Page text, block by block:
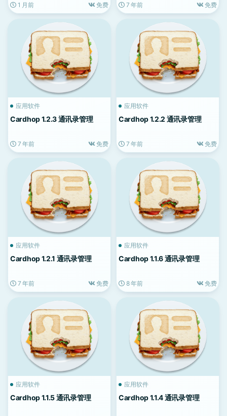
1 月前 免费 7 年前 免费
应用软件
Cardhop 1.2.3 通讯录管理
7 年前 免费
应用软件
Cardhop 1.2.2 通讯录管理
7 年前 免费
应用软件
Cardhop 1.2.1 通讯录管理
7 年前 免费
应用软件
Cardhop 1.1.6 通讯录管理
8 年前 免费
应用软件
Cardhop 1.1.5 通讯录管理
应用软件
Cardhop 1.1.4 通讯录管理